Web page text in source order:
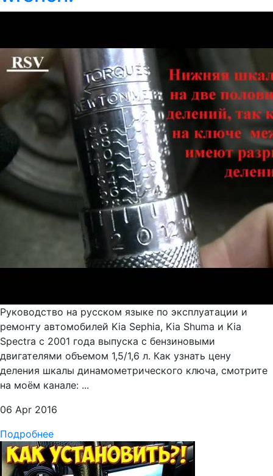
Руководство на русском языке по эксплуатации и
ремонту автомобилей Kia Sephia, Kia Shuma и Kia
Spectra с 2001 года выпуска с бензиновыми
двигателями объемом 1,5/1,6 л. Как узнать цену
деления шкалы динамометрического ключа, смотрите
на моём канале: ...
06 Apr 2016
Подробнее